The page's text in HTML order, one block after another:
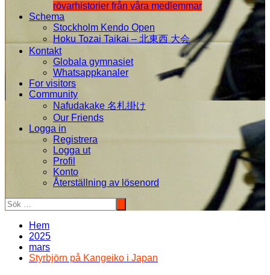
rövarhistorier från våra medlemmar
Schema
Stockholm Kendo Open
Hoku Tozai Taikai – 北東西 大会
Kontakt
Globala gymnasiet
Whatsappkanaler
For visitors
Community
Nafudakake 名札掛け
Our Friends
Logga in
Registrera
Logga ut
Profil
Konto
Återställning av lösenord
Hem
2025
mars
Styrbjörn på Kangeiko i Japan